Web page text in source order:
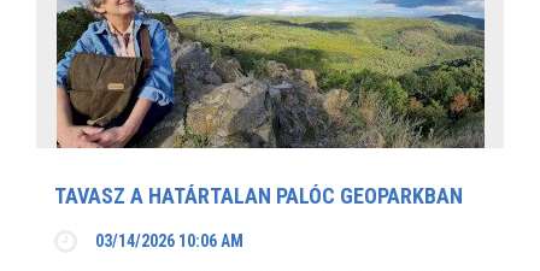
TAVASZ A HATÁRTALAN PALÓC GEOPARKBAN
03/14/2026 10:06 AM